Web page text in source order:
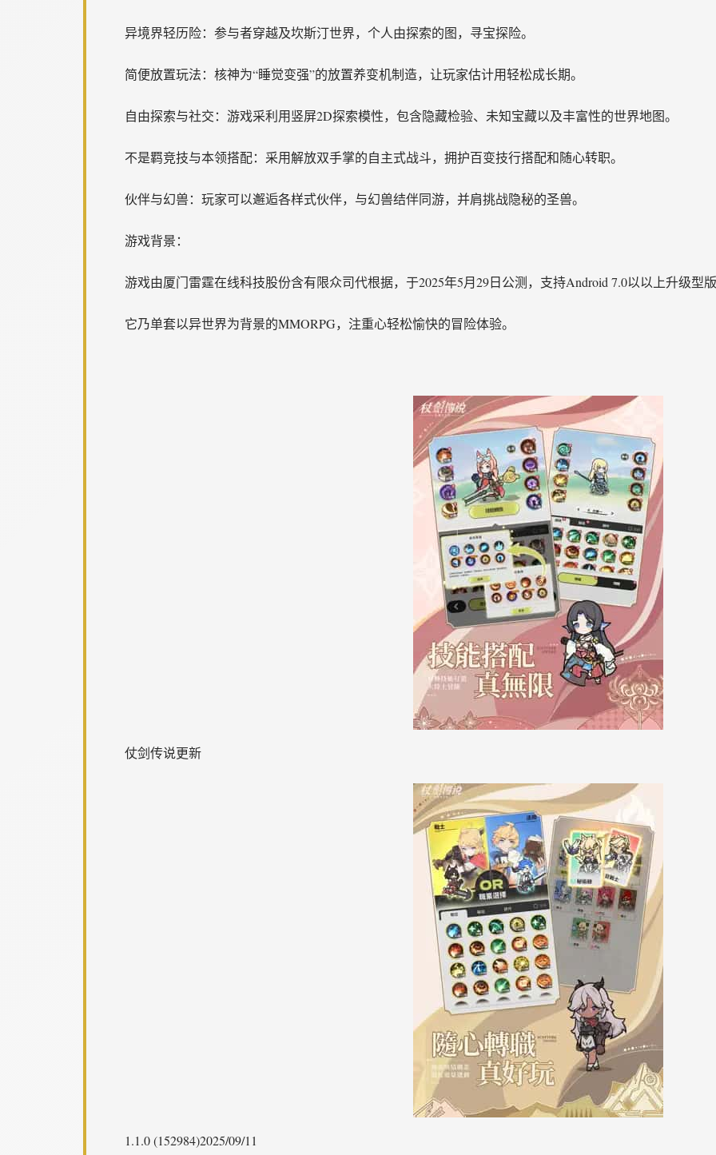
异境界轻历险：参与者穿越及坎斯汀世界，个人由探索的图，寻宝探险。
简便放置玩法：核神为“睡觉变强”的放置养变机制造，让玩家估计用轻松成长期。
自由探索与社交：游戏采利用竖屏2D探索模性，包含隐藏检验、未知宝藏以及丰富性的世界地图。
不是羁竞技与本领搭配：采用解放双手掌的自主式战斗，拥护百变技行搭配和随心转职。
伙伴与幻兽：玩家可以邂逅各样式伙伴，与幻兽结伴同游，并肩挑战隐秘的圣兽。
游戏背景：
游戏由厦门雷霆在线科技股份含有限众司代根据，于2025年5月29日公测，支持Android 7.0以以上升级型
它乃单套以异世界为背景的MMORPG，注重心轻松愉快的冒险体验。
仗剑传说更新
1.1.0 (152984)2025/09/11